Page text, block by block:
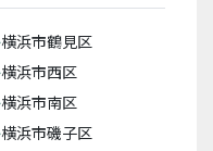
横浜市鶴見区
横浜市西区
横浜市南区
横浜市磯子区